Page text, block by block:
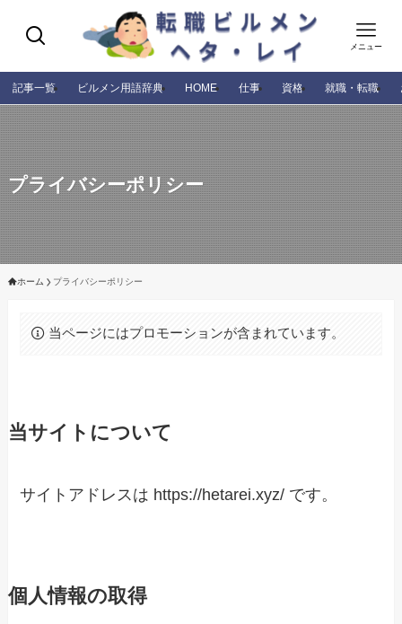
メニュー
記事一覧 ビルメン用語辞典 HOME 仕事 資格 就職・転職
プライバシーポリシー
ホーム プライバシーポリシー
当ページにはプロモーションが含まれています。
当サイトについて
サイトアドレスは https://hetarei.xyz/ です。
個人情報の取得